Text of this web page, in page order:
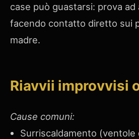
case può guastarsi: prova ad
facendo contatto diretto sui
madre.
Riavvii improvvisi
Cause comuni:
Surriscaldamento (ventole